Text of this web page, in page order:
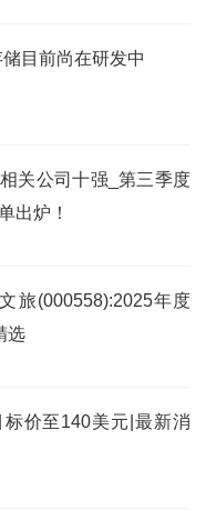
目前尚在研发中
关公司十强_第三季度
出炉！
旅(000558):2025年度
选
价至140美元|最新消